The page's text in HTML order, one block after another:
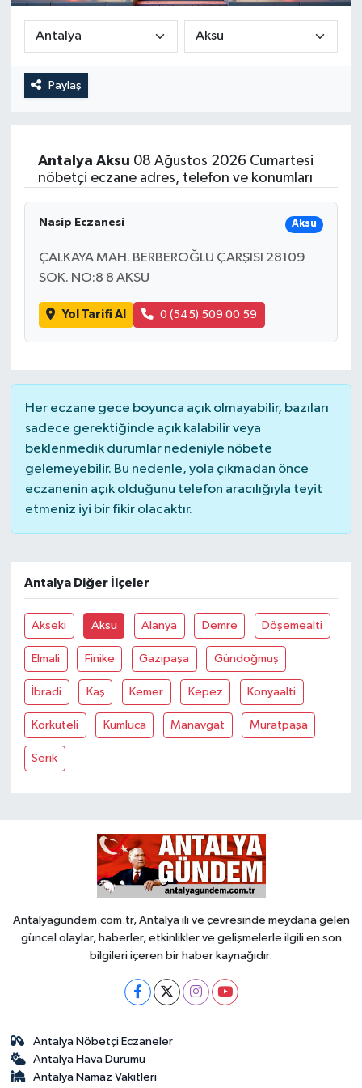
Paylaş
Antalya Aksu 08 Ağustos 2026 Cumartesi
nöbetçi eczane adres, telefon ve konumları
Nasip Eczanesi Aksu
ÇALKAYA MAH. BERBEROĞLU ÇARŞISI 28109
SOK. NO:8 8 AKSU
Yol Tarifi Al 0 (545) 509 00 59
Her eczane gece boyunca açık olmayabilir, bazıları
sadece gerektiğinde açık kalabilir veya
beklenmedik durumlar nedeniyle nöbete
gelemeyebilir. Bu nedenle, yola çıkmadan önce
eczanenin açık olduğunu telefon aracılığıyla teyit
etmeniz iyi bir fikir olacaktır.
Antalya Diğer İlçeler
Akseki Aksu Alanya Demre Döşemealti
Elmali Finike Gazipaşa Gündoğmuş
İbradi Kaş Kemer Kepez Konyaalti
Korkuteli Kumluca Manavgat Muratpaşa
Serik
Antalyagundem.com.tr, Antalya ili ve çevresinde meydana gelen
güncel olaylar, haberler, etkinlikler ve gelişmelerle ilgili en son
bilgileri içeren bir haber kaynağıdır.
Antalya Nöbetçi Eczaneler
Antalya Hava Durumu
Antalya Namaz Vakitleri
Güncel
Kültür & Sanat
Resmi İlan
Spor